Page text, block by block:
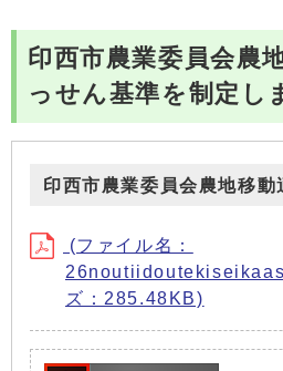
印西市農業委員会農
っせん基準を制定し
印西市農業委員会農地移
(ファイル名：
ズ：285.48KB)